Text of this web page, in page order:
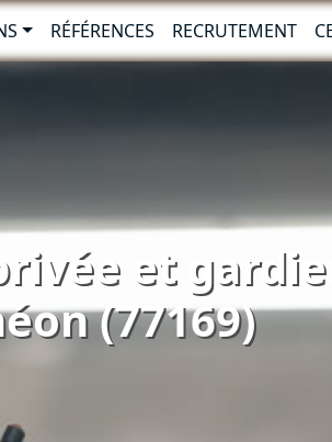
RÉFÉRENCES RECRUTEMENT
et
(77169)